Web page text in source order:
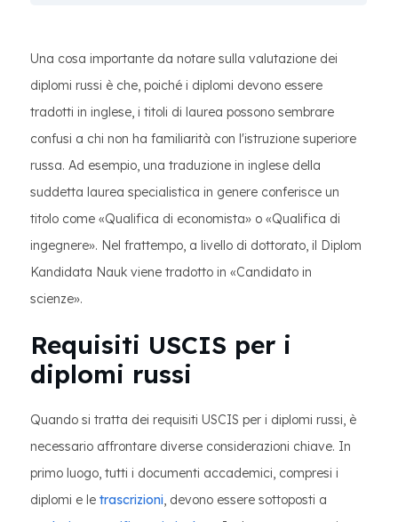
Una cosa importante da notare sulla valutazione dei
diplomi russi è che, poiché i diplomi devono essere
tradotti in inglese, i titoli di laurea possono sembrare
confusi a chi non ha familiarità con l'istruzione superiore
russa. Ad esempio, una traduzione in inglese della
suddetta laurea specialistica in genere conferisce un
titolo come «Qualifica di economista» o «Qualifica di
ingegnere». Nel frattempo, a livello di dottorato, il Diplom
Kandidata Nauk viene tradotto in «Candidato in
scienze».
Requisiti USCIS per i
diplomi russi
Quando si tratta dei requisiti USCIS per i diplomi russi, è
necessario affrontare diverse considerazioni chiave. In
primo luogo, tutti i documenti accademici, compresi i
diplomi e le trascrizioni, devono essere sottoposti a